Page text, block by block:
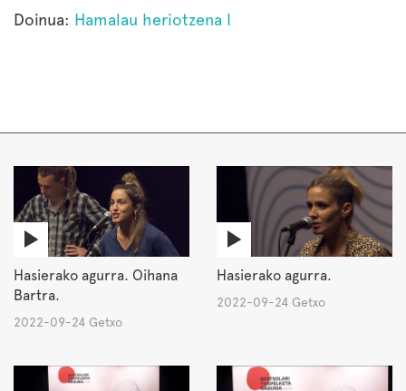
Doinua: Hamalau heriotzena I
Hasierako agurra. Oihana
Bartra.
2022-09-24 Getxo
Hasierako agurra.
2022-09-24 Getxo